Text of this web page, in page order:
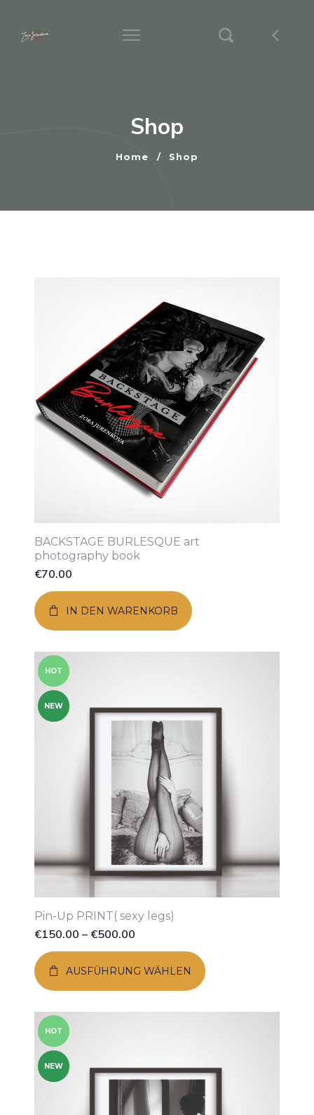
Shop
Home / Shop
BACKSTAGE BURLESQUE art
photography book
€70.00
IN DEN WARENKORB
HOT
NEW
Pin-Up PRINT( sexy legs)
€150.00 – €500.00
AUSFÜHRUNG WÄHLEN
HOT
NEW